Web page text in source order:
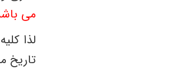
می
لذا
تاریخ